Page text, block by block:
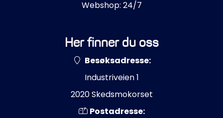
Webshop: 24/7
Her finner du oss
Besøksadresse:
Industriveien 1
2020 Skedsmokorset
Postadresse:
Motordelsvelger/SONAR